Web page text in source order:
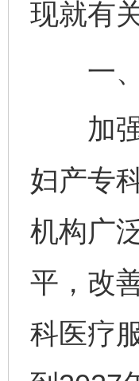
现就有
一、
加强
妇产专
机构广
平，改
科医疗